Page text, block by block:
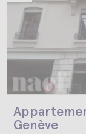
Genève